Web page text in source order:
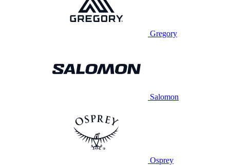
Gregory
Salomon
Osprey